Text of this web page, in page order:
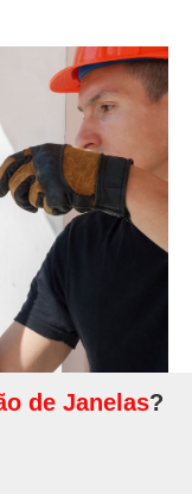
de Janelas?